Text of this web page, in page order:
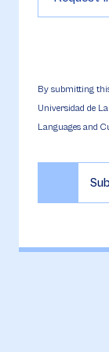
By submitting
Universidad de
Languages and